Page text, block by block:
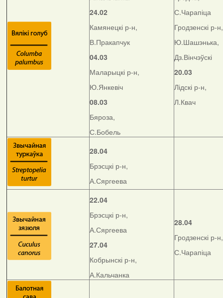
24.02
Камянецкі р-н,
В.Пракапчук
04.03
Маларыцкі р-н,
Ю.Янкевіч
08.03
Бяроза,
С.Бобель
С.Чарапіца
Гродзенскі р-н,
Ю.Шашэнька,
Дз.Вінчэўскі
20.03
Лідскі р-н,
Л.Квач
28.04
Брэсцкі р-н,
А.Сяргеева
22.04
Брэсцкі р-н,
А.Сяргеева
27.04
Кобрынскі р-н,
А.Кальчанка
28.04
Гродзенскі р-н,
С.Чарапіца